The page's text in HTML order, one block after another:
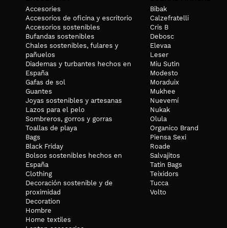
Accesories
Accesorios de oficina y escritorio
Accesorios sostenibles
Bufandas sostenibles
Chales sostenibles, fulares y
pañuelos
Diademas y turbantes hechos en
España
Gafas de sol
Guantes
Joyas sostenibles y artesanas
Lazos para el pelo
Sombreros, gorros y gorras
Toallas de playa
Bags
Black Friday
Bolsos sostenibles hechos en
España
Clothing
Decoración sostenible y de
proximidad
Decoration
Hombre
Home textiles
Bibak
Calzefratelli
Cris B
Debosc
Elevaa
Leser
Miu Sutin
Modesto
Moraduix
Mukhee
Nuevemí
Nukak
Olula
Organico Brand
Piensa Sexi
Roade
Salvajitos
Tatin Bags
Teixidors
Tucca
Volto